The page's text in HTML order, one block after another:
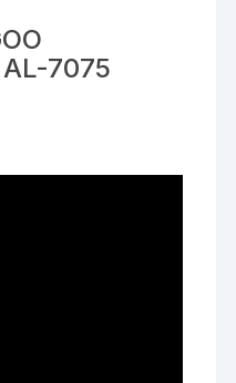
AL-7075